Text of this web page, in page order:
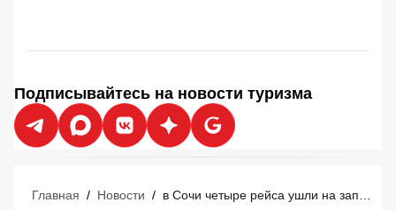
Подписывайтесь на новости туризма
Главная / Новости /